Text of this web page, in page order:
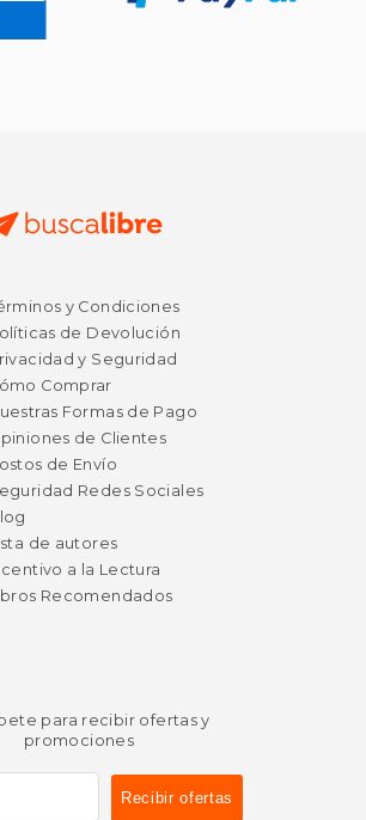
$ 13.57
$ 11.98
15%
dcto.
y Condiciones
de Devolución
y Seguridad
Comprar
Formas de Pago
de Clientes
de Envío
Redes Sociales
de autores
a la Lectura
Recomendados
para recibir ofertas y
promociones